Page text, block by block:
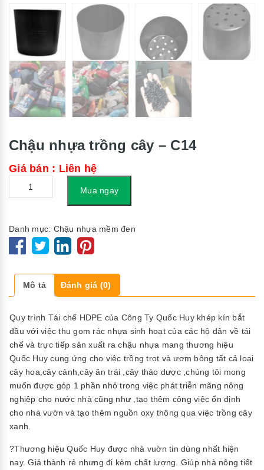
Chậu nhựa trồng cây – C14
Giá bán : Liên hệ
Mua ngay
Danh mục: Chậu nhựa mềm đen
Mô tả Đánh giá (0)
Quy trình Tái chế HDPE của Công Ty Quốc Huy khép kín bắt
đầu với việc thu gom rác nhựa sinh hoạt của các hộ dân về tái
chế và trực tiếp sản xuất ra chậu nhựa mang thương hiệu
Quốc Huy cung ứng cho việc trồng trọt và ươm bông tất cả loại
cây hoa,cây cảnh,cây ăn trái ,cây thảo dược ,chúng tôi mong
muốn được góp 1 phần nhỏ trong việc phát triễn mãng nông
nghiệp cho nước nhà cũng như ,tạo thêm công việc ổn định
cho nhà vườn và tạo thêm nguồn oxy thông qua việc trồng cây
xanh.
?Thương hiệu Quốc Huy được nhà vuờn tin dùng nhất hiện
nay. Giá thành rẻ nhưng đi kèm chất lượng. Giúp nhà nông tiết